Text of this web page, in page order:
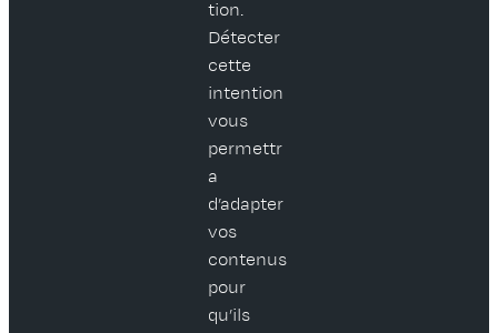
tion.
Détecter
cette
intention
vous
permettr
a
d’adapter
vos
contenus
pour
qu’ils